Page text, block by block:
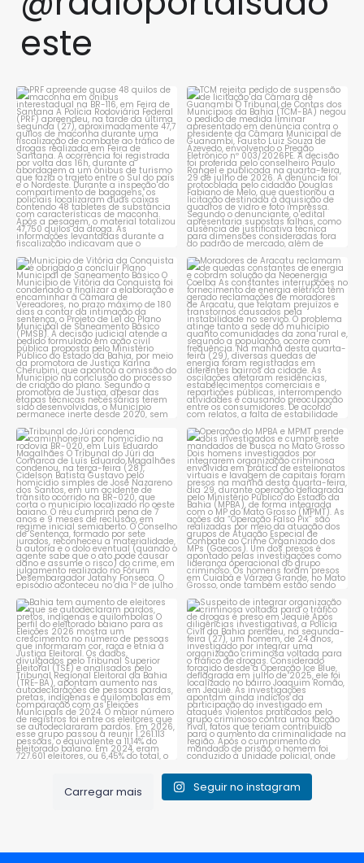
este
PRF apreende quase 48 quilos
de maconha em ônibus...
1 0
TCM rejeita pedido de
suspensão de licitação da...
1 0
Município de Vitória da
Conquista é obrigado a...
1 0
Moradores de Aracatu
reclamam de quedas
constantes ...
1 0
Tribunal do Júri condena
caminhoneiro por...
1 0
Operação do MPBA e MPMT
prende dois investigados e...
1 0
Bahia tem aumento de eleitores
que se autodeclaram...
1 0
Suspeito de integrar
organização criminosa
voltada...
1 0
Carregar mais Seguir no instagram